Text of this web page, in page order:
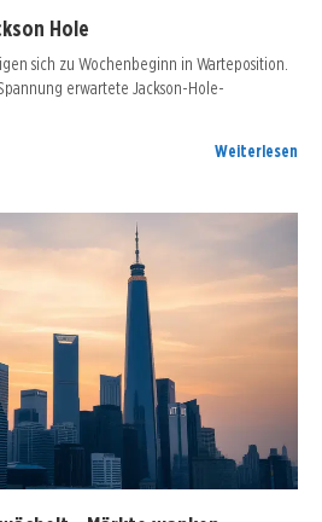
Hole
sich zu Wochenbeginn in Warteposition.
erwartete Jackson-Hole-
Weiterlesen